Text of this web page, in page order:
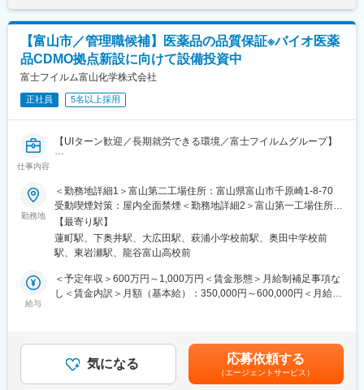
名東京大学在中）となります。
内訳は本部長1名、パート派遣社員2名と20代～30代の若手社員と
中堅社員が活躍しています。
当社では、組織の活性化を図るために、新たな若手メンバーを増
員募集しております。共に成長し、未来を切り拓く意欲的な方を
お待ちしています。
あなたの可能性を当社は求めています。一緒に開花させましょ
う。
という形でお仕事を覚えて頂きます。
本部長が部長、課長を兼務しておりますので、 次期リーダー、
管理職を目指して頂くこともできます。
もちろん福利厚生が充実していますので、ライフワークバランス
を保ってお仕事をしたい方も歓迎いたします！！
■製品の業界優位性・将来性について
他社と比較して、国内製造という点で競合優位性がございます。
ジェネリック医薬品での実績から、先発医薬品メーカーでも当社
の原薬を採用頂いています。
する可能性があります。月給(月額)は固定手当を含めた表記です。
【富山市／管理職候補】医薬品の品質保証※バイオ医薬
品CDMO拠点新設に向けて設備投資中
富士フイルム富山化学株式会社
正社員 5名以上採用
仕事内容
【UIターン歓迎／長期就労できる環境／富士フイルムグループ】
の3領域で幅広い事業を展開している富士フイルムグループの「治
療」領域を担う中核企業として医療用医薬品の研究開発・生産・
販売を行っている当社にて、下記業務をお任せ致します。
■業務内容
・医薬品製造場の品質保証および薬事業務
・品質システム設計
・物学的製剤場上げ、適合性調査、維持管理業務
40年以上にわたる抗感染症領域に対する知見を活かし、近年は、
国内でペニシリン系抗生物質の合成および無菌製剤の製造を行う
唯一のメーカーとして、製造受託にも注力しています。
勤務地
＜勤務地詳細1＞富山第二工場住所：富山県富山市千原崎1-8-70
受動喫煙対策：屋内全面禁煙＜勤務地詳細2＞富山第一工場住所：
富山県富山市下奥井2-4-1 受動喫煙対策：屋内全面禁煙変更の範
囲：会社の定める事業所
【最寄り駅】
蓮町駅、下奥井駅、大広田駅、萩浦小学校前駅、奥田中学校前
駅、東岩瀬駅、龍谷富山高校前
給与
＜予定年収＞600万円～1,000万円＜賃金形態＞月給制補足事項な
し＜賃金内訳＞月額（基本給）：350,000円～600,000円＜月給＞
業績、個人の考課による）■自家用車通勤の場合はガソリン代給
（社内規程による）賃金はあくまでも目安の金額であり、選考を
通じて上下する可能性があります。月給(月額)は固定手当を含めた
気になる 応募依頼する
（エージェントサービス）